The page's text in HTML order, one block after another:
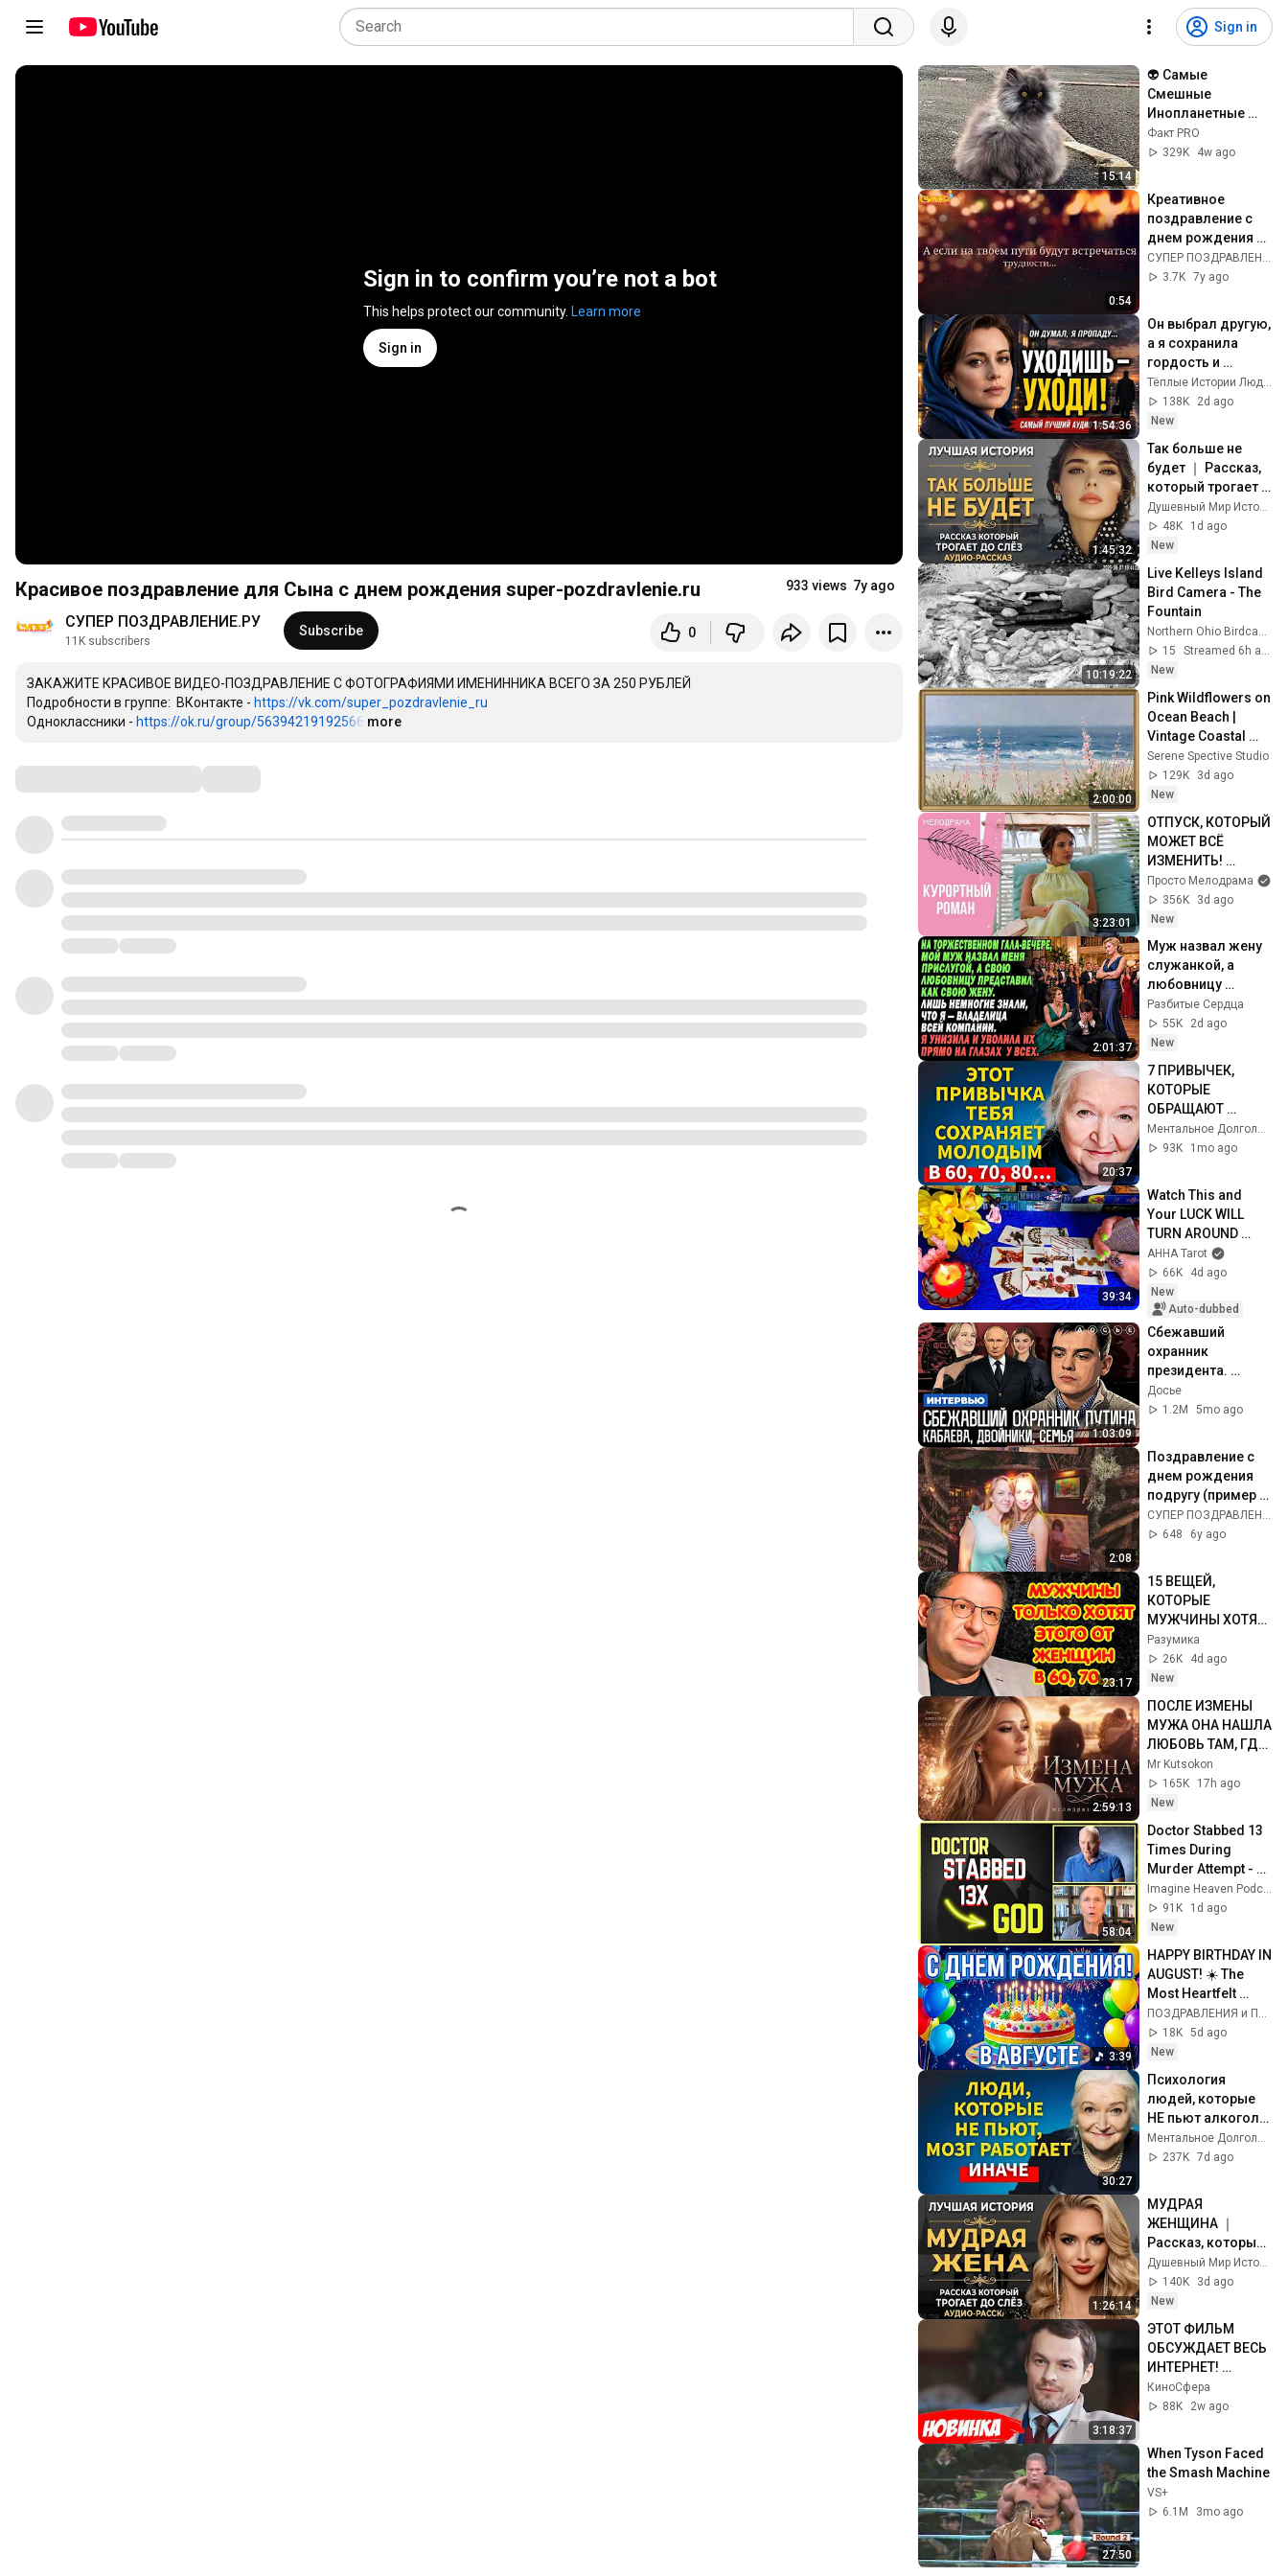
Sign in
Sign in to confirm you’re not a bot
This helps protect our community. Learn more
Sign in
Красивое поздравление для Сына с днем рождения super-pozdravlenie.ru 933 views 7y ago
СУПЕР ПОЗДРАВЛЕНИЕ.РУ
11K subscribers
Subscribe 0
ЗАКАЖИТЕ КРАСИВОЕ ВИДЕО-ПОЗДРАВЛЕНИЕ С ФОТОГРАФИЯМИ ИМЕНИННИКА ВСЕГО ЗА 250 РУБЛЕЙ
Подробности в группе:  ВКонтакте - https://vk.com/super_pozdravlenie_ru
Одноклассники - https://ok.ru/group/56394219192566 …
more
15:14
👽 Самые
Смешные
Инопланетные
Коты, Снятые на
Камеру!
Факт PRO
329K
4w ago
0:54
Креативное
поздравление с
днем рождения в
прозе. super-
pozdravlenie.ru
СУПЕР ПОЗДРАВЛЕНИЕ.РУ
3.7K 7y ago
1:54:36
Он выбрал другую,
а я сохранила
гордость и
отпустила его
Тёплые Истории Людей
138K
2d ago
New
1:45:32
Так больше не
будет ｜ Рассказ,
который трогает
до глубины души.
Очень сильная
история ｜
48K
1d ago
New
10:19:22
Live Kelleys Island
Bird Camera - The
Fountain
15
New
2:00:00
Pink Wildflowers on
Ocean Beach |
Vintage Coastal
Seascape Oil
Painting | 4K
Ambient TV
Serene Spective Studio
129K
3d ago
New
3:23:01
ОТПУСК, КОТОРЫЙ
МОЖЕТ ВСЁ
ИЗМЕНИТЬ!
Курортный роман.
Все серии
Просто Мелодрама
356K
3d ago
New
2:01:37
Муж назвал жену
служанкой, а
любовницу
представил
супругой — но
вскоре потерял
всё
Разбитые Сердца
55K
2d ago
New
20:37
7 ПРИВЫЧЕК,
КОТОРЫЕ
ОБРАЩАЮТ
СТАРЕНИЕ ВСПЯТЬ
ПОСЛЕ 60 ЛЕТ |
Черниговская
Ментальное Долголетие
93K
1mo ago
39:34
Watch This and
Your LUCK WILL
TURN AROUND
!!!!!!!!!!!!! Luck
Spread 🧿 AHHA
Tarot
AHHA Tarot
66K
4d ago
New
Auto-dubbed
1:03:09
Сбежавший
охранник
президента.
Кабаева. Семья.
Дворцы.
Интервью
Досье
1.2M
5mo ago
2:08
Поздравление с
днем рождения
подругу (пример
волщебынй лес) СУПЕР ПОЗДРАВЛЕНИЕ.РУ
648
6y ago
23:17
15 ВЕЩЕЙ,
КОТОРЫЕ
МУЖЧИНЫ ХОТЯТ
ОТ ЖЕНЩИНЫ
ПОСЛЕ 60–70 ЛЕТ
Михаил
Разумика
26K
4d ago
New
2:59:13
ПОСЛЕ ИЗМЕНЫ
МУЖА ОНА НАШЛА
ЛЮБОВЬ ТАМ, ГДЕ
МЕНЬШЕ ВСЕГО
ОЖИДАЛА
ВСТРЕТИТЬ
МЕЛОДРАМА 2026
Mr Kutsokon
165K
17h ago
New
58:04
Doctor Stabbed 13
Times During
Murder Attempt -
Then God Showed
Up | Near Death
Experience
Imagine Heaven Podcast with John Burke
91K
1d ago
New
3:39
HAPPY BIRTHDAY IN
AUGUST! ☀️ The
Most Heartfelt
Birthday Song 🌸 ПОЗДРАВЛЕНИЯ и ПЕСНИ от ДУШИ🕊️
18K 5d ago
New
30:27
Психология
людей, которые
НЕ пьют алкоголь
(согласно
нейронауке) |
Ментальное Долголетие and 2 more
237K 7d ago
1:26:14
МУДРАЯ
ЖЕНЩИНА ｜
Рассказ, который
трогает до
глубины души.
Очень сильная
рассказ.
140K
3d ago
New
3:18:37
ЭТОТ ФИЛЬМ
ОБСУЖДАЕТ ВЕСЬ
ИНТЕРНЕТ!
СМОТРЕТЬ ВСЕМ! |
Мой милый
КиноCфера
88K
2w ago
27:50
When Tyson Faced
the Smash Machine
VS+
6.1M
3mo ago